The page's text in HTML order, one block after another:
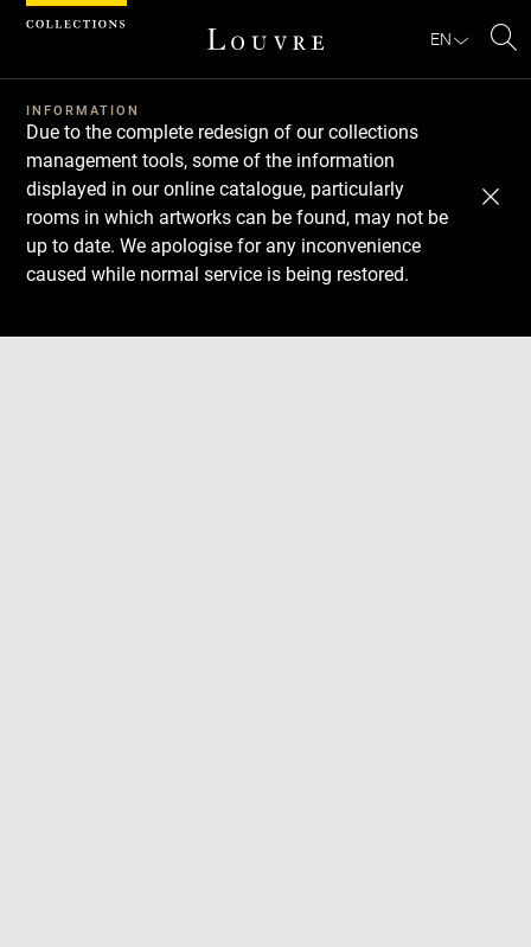
EN
INFORMATION
Due to the complete redesign of our collections
management tools, some of the information
displayed in our online catalogue, particularly
rooms in which artworks can be found, may not be
up to date. We apologise for any inconvenience
caused while normal service is being restored.
Download
Next
Previous
Cookies management panel